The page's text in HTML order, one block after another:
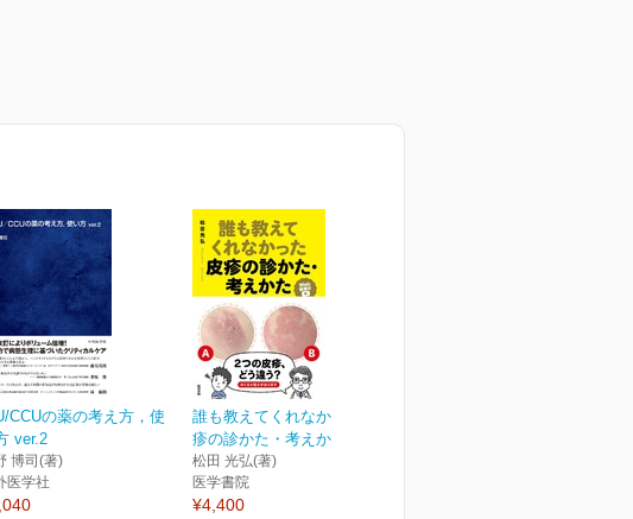
CCUの薬の考え方，使
ver.2
博司(著)
医学社
誰も教えてくれなかった皮
疹の診かた・考えかた[W...
松田 光弘(著)
医学書院
¥4,400